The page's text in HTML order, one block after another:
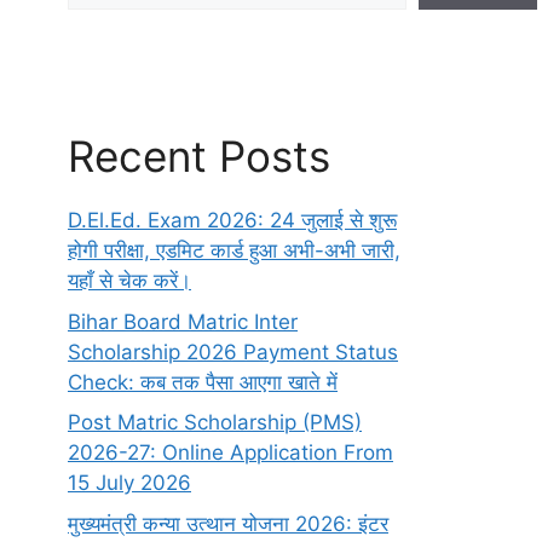
Recent Posts
D.El.Ed. Exam 2026: 24 जुलाई से शुरू
होगी परीक्षा, एडमिट कार्ड हुआ अभी-अभी जारी,
यहाँ से चेक करें।
Bihar Board Matric Inter
Scholarship 2026 Payment Status
Check: कब तक पैसा आएगा खाते में
Post Matric Scholarship (PMS)
2026-27: Online Application From
15 July 2026
मुख्यमंत्री कन्या उत्थान योजना 2026: इंटर